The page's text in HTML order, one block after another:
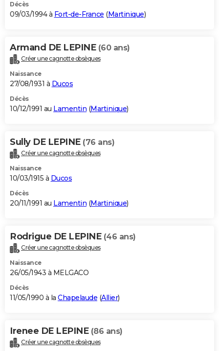
Décès
09/03/1994 à Fort-de-France (Martinique)
Armand DE LEPINE (60 ans)
Créer une cagnotte obsèques
Naissance
27/08/1931 à Ducos
Décès
10/12/1991 au Lamentin (Martinique)
Sully DE LEPINE (76 ans)
Créer une cagnotte obsèques
Naissance
10/03/1915 à Ducos
Décès
20/11/1991 au Lamentin (Martinique)
Rodrigue DE LEPINE (46 ans)
Créer une cagnotte obsèques
Naissance
26/05/1943 à MELGACO
Décès
11/05/1990 à la Chapelaude (Allier)
Irenee DE LEPINE (86 ans)
Créer une cagnotte obsèques